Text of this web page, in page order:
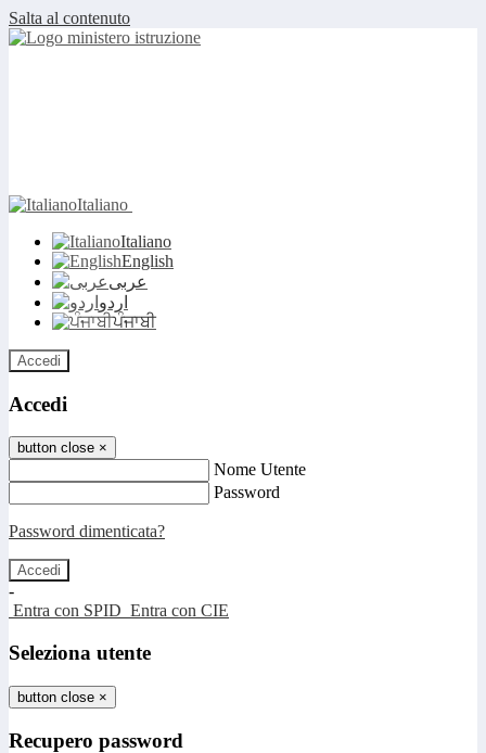
Salta al contenuto
Italiano
Italiano
English
عربى
اردو
ਪੰਜਾਬੀ
Accedi
Accedi
button close ×
Nome Utente
Password
Password dimenticata?
-
Entra con SPID Entra con CIE
Seleziona utente
button close ×
Recupero password